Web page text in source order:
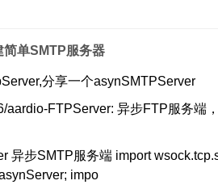
简单SMTP服务器
分享一个asynSMTPServer
aardio-FTPServer: 异步FTP服务端
异步SMTP服务端 import
impo